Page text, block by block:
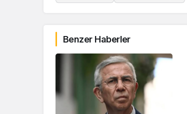
Benzer Haberler